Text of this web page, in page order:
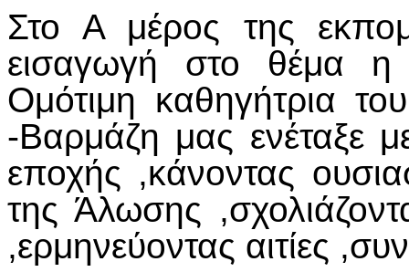
Στο Α μέρος της
εισαγωγή στο θέμα η
Ομότιμη καθηγήτρια
-Βαρμάζη μας ενέταξε
εποχής ,κάνοντας
της Άλωσης
,ερμηνεύοντας αιτίες